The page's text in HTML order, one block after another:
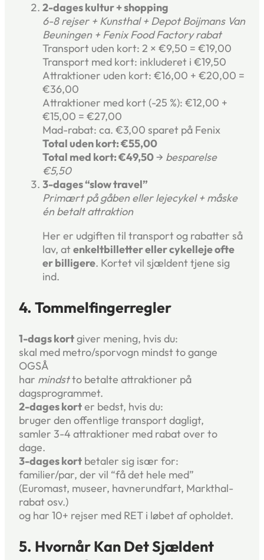
2-dages kultur + shopping
6-8 rejser + Kunsthal + Depot Boijmans Van
Beuningen + Fenix Food Factory rabat
Transport uden kort: 2 × €9,50 = €19,00
Transport med kort: inkluderet i €19,50
Attraktioner uden kort: €16,00 + €20,00 =
€36,00
Attraktioner med kort (-25 %): €12,00 +
€15,00 = €27,00
Mad-rabat: ca. €3,00 sparet på Fenix
Total uden kort: €55,00
Total med kort: €49,50→ besparelse
€5,50
3-dages “slow travel”
Primært på gåben eller lejecykel + måske
én betalt attraktion
Her er udgiften til transport og rabatter så
lav, atenkeltbilletter eller cykelleje ofte
er billigere. Kortet vil sjældent tjene sig
ind.
4. Tommelfingerregler
1-dags kortgiver mening, hvis du:
skal med metro/sporvogn mindst to gange
OGSÅ
har mindstto betalte attraktioner på
dagsprogrammet.
2-dages korter bedst, hvis du:
bruger den offentlige transport dagligt,
samler 3-4 attraktioner med rabat over to
dage.
3-dages kort betaler sig især for:
familier/par, der vil “få det hele med”
(Euromast, museer, havnerundfart, Markthal-
rabat osv.)
og har 10+ rejser med RET i løbet af opholdet.
5. Hvornår Kan Det Sjældent